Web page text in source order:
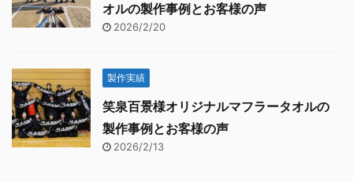
オルの製作事例とお客様の声
2026/2/20
製作実績
笑泉百景様オリジナルマフラータオルの
製作事例とお客様の声
2026/2/13